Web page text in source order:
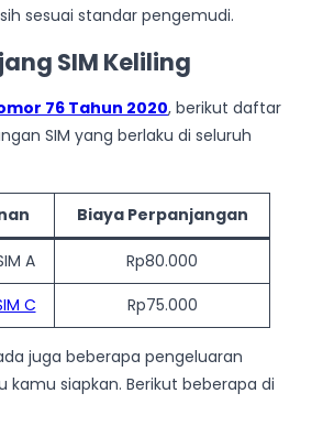
sesuai standar pengemudi.
SIM Keliling
76 Tahun 2020, berikut daftar
SIM yang berlaku di seluruh
Biaya Perpanjangan
A
Rp80.000
C
Rp75.000
juga beberapa pengeluaran
kamu siapkan. Berikut beberapa di